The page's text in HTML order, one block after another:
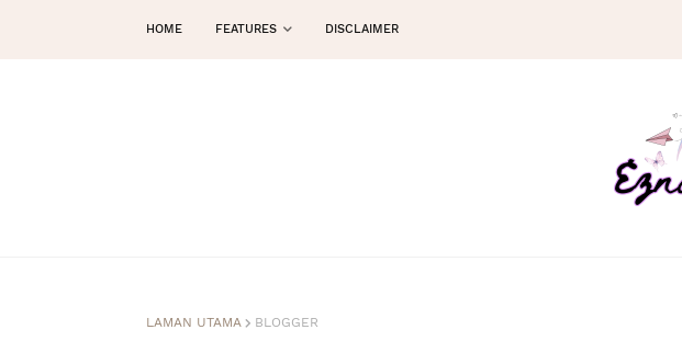
HOME FEATURES DISCLAIMER
LAMAN UTAMA BLOGGER